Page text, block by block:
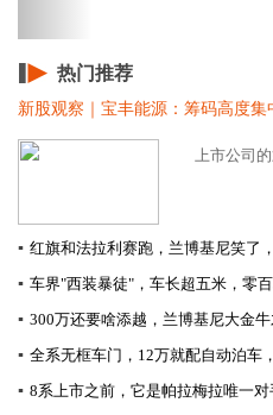
热门推荐
新股观察｜宝丰能源：筹码高度集
上市公司
▪ 红旗和法拉利赛跑，兰博基尼笑了
▪ 车界"西装暴徒"，车长超五米，零
▪ 300万还要啥添越，兰博基尼大金
▪ 全系无框车门，12万就配自动泊车
▪ 8系上市之前，它是帕拉梅拉唯一